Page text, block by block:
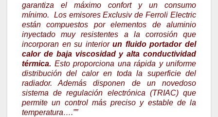
garantiza el máximo confort y un consumo
mínimo. Los emisores Exclusiv de Ferroli Electric
están compuestos por elementos de aluminio
inyectado muy resistentes a la corrosión que
incorporan en su interiorun fluido portador del
calor de baja viscosidad y alta conductividad
térmica. Esto proporciona una rápida y uniforme
distribución del calor en toda la superficie del
radiador. Además disponen de un novedoso
sistema de regulación electrónica (TRIAC) que
permite un control más preciso y estable de la
temperatura….””